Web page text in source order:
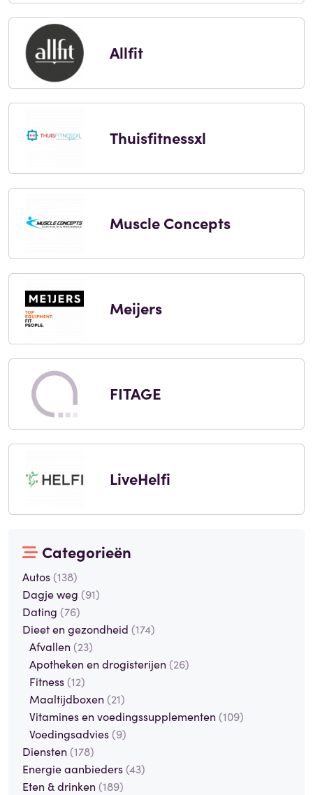
Allfit
Thuisfitnessxl
Muscle Concepts
Meijers
FITAGE
LiveHelfi
Categorieën
Autos (138)
Dagje weg (91)
Dating (76)
Dieet en gezondheid (174)
Afvallen (23)
Apotheken en drogisterijen (26)
Fitness (12)
Maaltijdboxen (21)
Vitamines en voedingssupplementen (109)
Voedingsadvies (9)
Diensten (178)
Energie aanbieders (43)
Eten & drinken (189)